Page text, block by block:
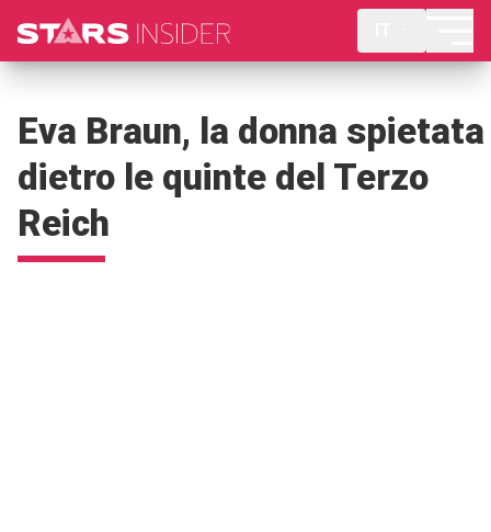
Eva Braun, la donna spietata
dietro le quinte del Terzo
Reich